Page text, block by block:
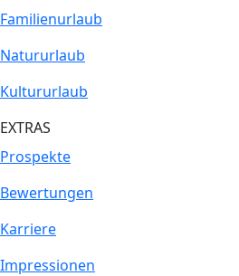
Familienurlaub
Natururlaub
Kultururlaub
EXTRAS
Prospekte
Bewertungen
Karriere
Impressionen